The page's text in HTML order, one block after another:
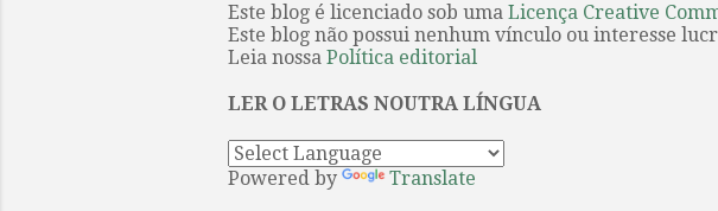
Este blog é licenciado sob uma Licença Creative
Este blog não possui nenhum vínculo ou interesse
Leia nossa Política editorial
LER O LETRAS NOUTRA LÍNGUA
Powered by Translate